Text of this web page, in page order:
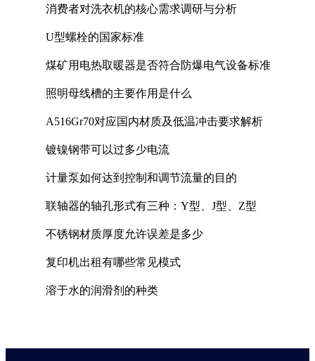
消费者对洗衣机的核心需求调研与分析
U型螺栓的国家标准
煤矿用电热取暖器是否符合防爆电气设备标准
照明母线槽的主要作用是什么
A516Gr70对应国内材质及低温冲击要求解析
镀镍钢带可以过多少电流
计量泵如何达到控制和调节流量的目的
联轴器的轴孔形式有三种：Y型、J型、Z型
不锈钢材质厚度允许误差是多少
复印机出租有哪些常见模式
溶于水的润滑剂的种类